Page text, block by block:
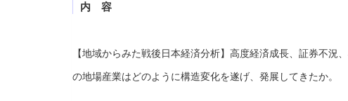
内 容
【地域からみた戦後日本経済分析】高度経済成長、証券不
の地場産業はどのように構造変化を遂げ、発展してきたか。